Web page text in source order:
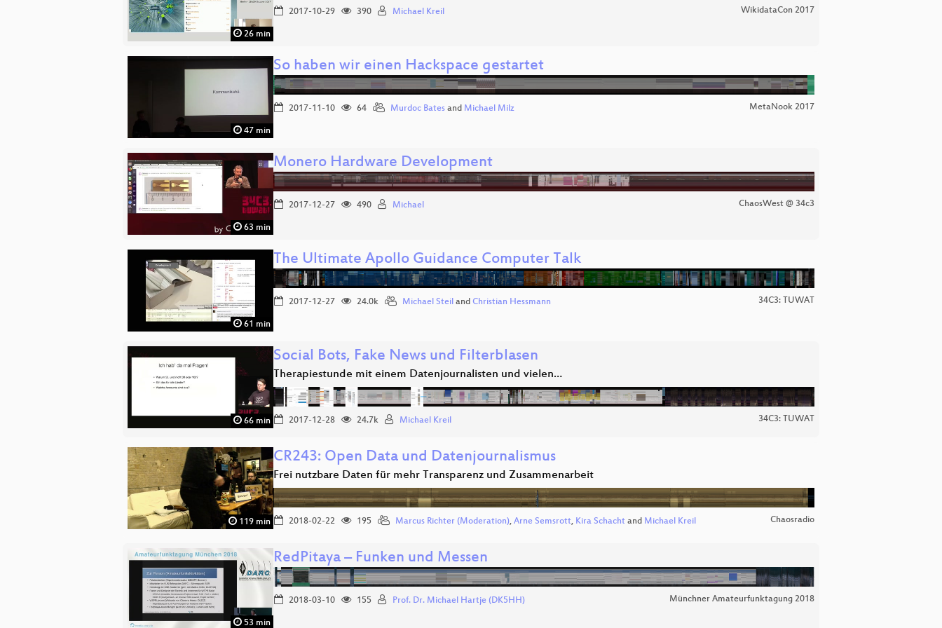
26 min
2017-10-29 390 Michael Kreil WikidataCon 2017
47 min
So haben wir einen Hackspace gestartet
2017-11-10 64 Murdoc Bates and Michael Milz MetaNook 2017
63 min
Monero Hardware Development
2017-12-27 490 Michael ChaosWest @ 34c3
61 min
The Ultimate Apollo Guidance Computer Talk
2017-12-27 24.0k Michael Steil and Christian Hessmann 34C3: TUWAT
66 min
Social Bots, Fake News und Filterblasen
Therapiestunde mit einem Datenjournalisten und vielen…
2017-12-28 24.7k Michael Kreil 34C3: TUWAT
119 min
CR243: Open Data und Datenjournalismus
Frei nutzbare Daten für mehr Transparenz und Zusammenarbeit
2018-02-22 195 Marcus Richter (Moderation), Arne Semsrott, Kira Schacht and Michael Kreil Chaosradio
53 min
RedPitaya – Funken und Messen
2018-03-10 155 Prof. Dr. Michael Hartje (DK5HH) Münchner Amateurfunktagung 2018